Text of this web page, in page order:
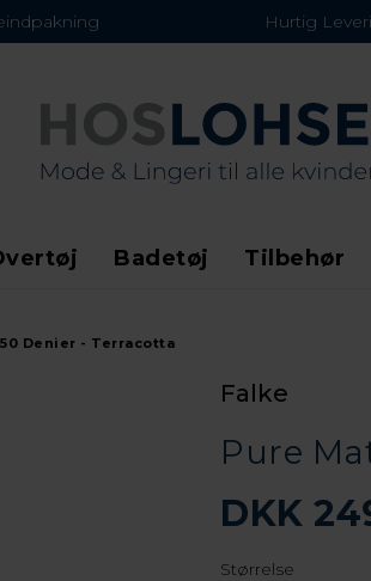
Hurtig
Badetøj Tilbehør
Denier - Terracotta
Falke
Pure
DKK
Størrelse